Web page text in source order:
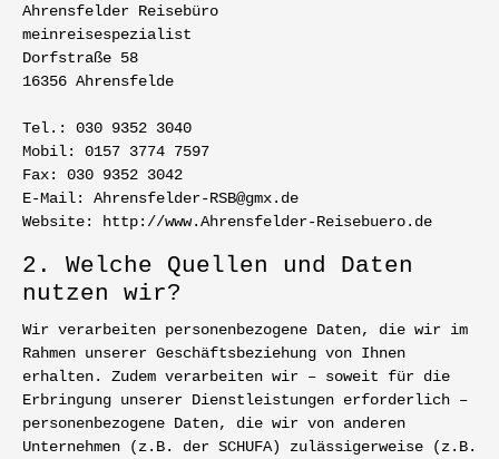
Ahrensfelder Reisebüro
meinreisespezialist
Dorfstraße 58
16356 Ahrensfelde
Tel.: 030 9352 3040
Mobil: 0157 3774 7597
Fax: 030 9352 3042
E-Mail: Ahrensfelder-RSB@gmx.de
Website: http://www.Ahrensfelder-Reisebuero.de
2. Welche Quellen und Daten
nutzen wir?
Wir verarbeiten personenbezogene Daten, die wir im
Rahmen unserer Geschäftsbeziehung von Ihnen
erhalten. Zudem verarbeiten wir – soweit für die
Erbringung unserer Dienstleistungen erforderlich –
personenbezogene Daten, die wir von anderen
Unternehmen (z.B. der SCHUFA) zulässigerweise (z.B.